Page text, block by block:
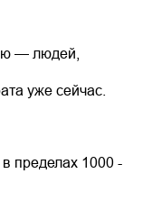
— людей,
уже сейчас.
пределах 1000 -